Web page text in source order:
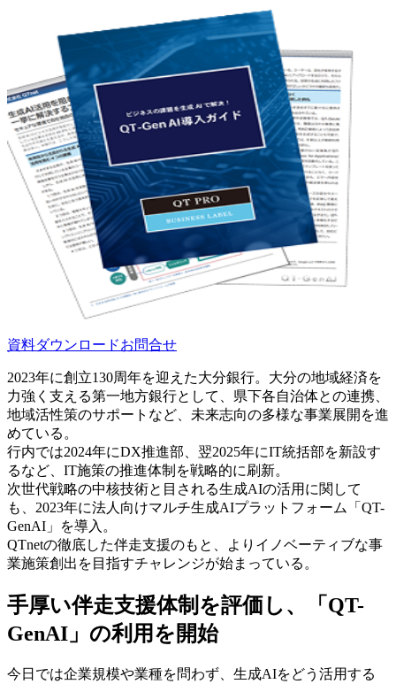
資料ダウンロードお問合せ
2023年に創立130周年を迎えた大分銀行。大分の地域経済を
力強く支える第一地方銀行として、​県下各自治体との連携、
地域活性策のサポートなど、未来志向の多様な事業展開を進
めている。​
行内では2024年にDX推進部、翌2025年にIT統括部を新設す
るなど、IT施策の推進体制を戦略的に刷新。
次世代戦略の中核技術と目される生成AIの活用に関して
も、2023年に法人向けマルチ生成AIプラットフォーム「QT-
GenAI」を導入。​
QTnetの徹底した伴走支援のもと、よりイノベーティブな事
業施策創出を目指すチャレンジが始まっている。​
手厚い伴走支援体制を評価し、「QT-
GenAI」の利用を開始
今日では企業規模や業種を問わず、生成AIをどう活用する